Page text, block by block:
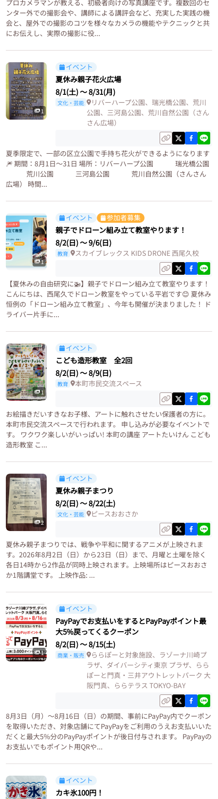
プロカメラマンが教える、初級者向けの写真講座です。複数回のセ
ンター外での撮影会や、講師による講評会など、充実した実践の機
会と、屋外での撮影のコツを様々なカメラの機能やテクニックと共
にお伝えし、実際の撮影に役...
1
イベント
夏休み親子花火広場
8/1(土)〜8/31(月)
文化・芸能
リバーハープ公園、瑞光橋公園、荒川
公園、三河島公園、荒川自然公園（さん
さん広場）
夏季限定で、一部の区立公園で手持ち花火ができるようになります
🎆 期間：8月1日〜31日 場所：リバーハープ公園 瑞光橋公園
荒川公園 三河島公園 荒川自然公園（さんさん
広場） 時間...
1
イベント 参加者募集
親子でドローン組み立て教室やります！
8/2(日)〜9/6(日)
教育 スカイブレックス KIDS DRONE 西尾久校
【夏休みの自由研究に🚁】親子でドローン組み立て教室やります！
こんにちは、西尾久でドローン教室をやっている平岩です😊 夏休み
恒例の「ドローン組み立て教室」、今年も開催が決まりました！ ド
ライバー片手に...
1
イベント
こども造形教室 全2回
8/2(日)〜8/9(日)
教育 本町市民交流スペース
お絵描きだいすきなお子様、アートに触れさせたい保護者の方に。
本町市民交流スペースで行われます。 申し込みが必要なイベントで
す。 ワクワク楽しいがいっぱい! 本町の講座 アートたいけん こども
造形教室 こ...
2
イベント
夏休み親子まつり
8/2(日)〜8/22(土)
文化・芸能 ピースおおさか
夏休み親子まつりでは、戦争や平和に関するアニメが上映されま
す。2026年8月2日（日）から23日（日）まで、月曜と土曜を除く
各日14時から2作品が同時上映されます。上映場所はピースおおさ
か1階講堂です。 上映作品: ...
1
イベント
PayPayでお支払いをするとPayPayポイント最
大5%戻ってくるクーポン
8/2(日)〜8/15(土)
商業・販売
ららぽーと対象施設、ラゾーナ川崎プ
ラザ、ダイバーシティ東京 プラザ、らら
ぽーと門真・三井アウトレットパーク 大
阪門真、ららテラス TOKYO-BAY
8月3日（月）～8月16日（日）の期間、事前にPayPay内でクーポン
を取得いただき、対象店舗にてPayPayをご利用のうえお支払いいた
だくと最大5%分のPayPayポイントが後日付与されます。 PayPayの
お支払いでもポイント用QRや...
イベント
カキ氷100円！